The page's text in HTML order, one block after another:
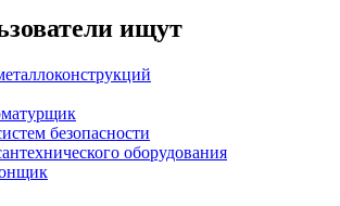
ищут
безопасности
оборудования